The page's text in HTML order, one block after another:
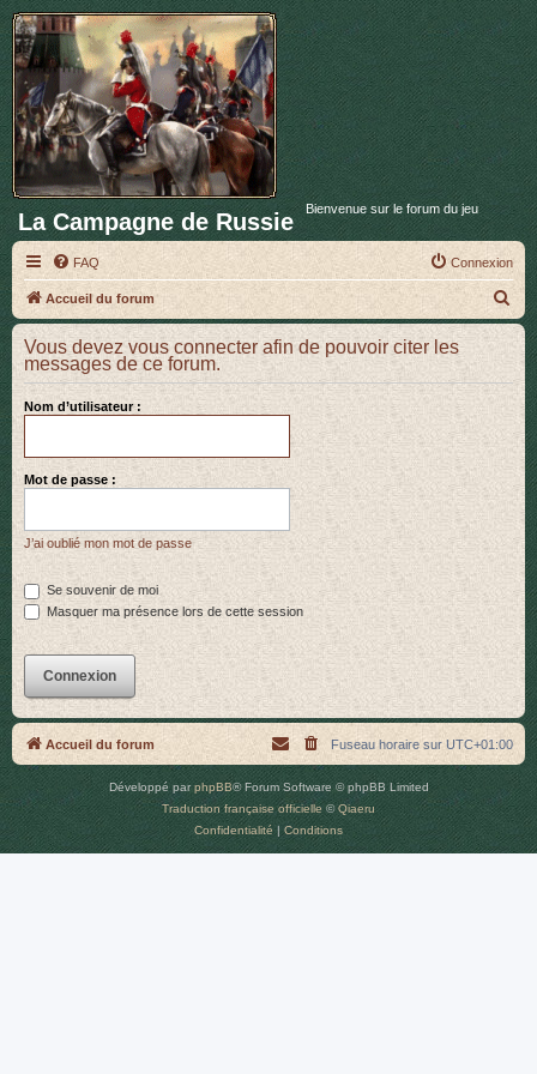
La Campagne de Russie Bienvenue sur le forum du jeu
FAQ Connexion
Accueil du forum
e
c
h
Vous devez vous connecter afin de pouvoir citer les
messages de ce forum.
Nom d’utilisateur :
Mot de passe :
J’ai oublié mon mot de passe
Se souvenir de moi
Masquer ma présence lors de cette session
Accueil du forum Fuseau horaire sur UTC+01:00
Développé par phpBB® Forum Software © phpBB Limited
Traduction française officielle ©Qiaeru
Confidentialité | Conditions